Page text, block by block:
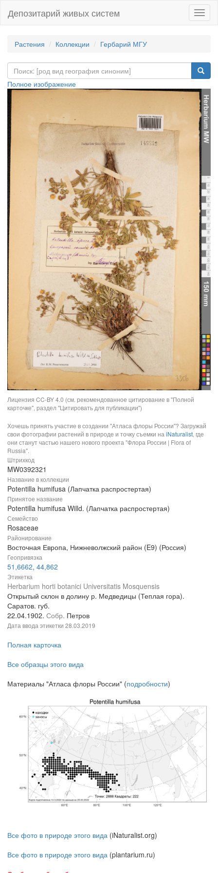
Депозитарий живых систем
Растения Коллекции Гербарий МГУ
Полное изображение
Лицензия CC-BY 4.0 (см. рекомендованное цитирование в "Полной
карточке", раздел "Цитировать для публикации")
Хочешь принять участие в создании "Атласа флоры России"? Загружай
свои фотографии растений в природе и точку съемки на iNaturalist, где
они станут частью нашего нового проекта "Флора России | Flora of
Russia".
Штрихкод
MW0392321
Название в коллекции
Potentilla humifusa (Лапчатка распростертая)
Принятое название
Potentilla humifusa Willd. (Лапчатка распростертая)
Семейство
Rosaceae
Районирование
Восточная Европа, Нижневолжский район (E9) (Россия)
Геопривязка
51,6662, 44,862
Этикетка
Herbarium horti botanici Universitatis Mosquensis
Открытый склон в долину р. Медведицы (Теплая гора).
Саратов. губ.
22.04.1902. Собр. Петров
Дата ввода этикетки 28.03.2019
Полная карточка
Все образцы этого вида
Материалы "Атласа флоры России" (подробности)
Все фото в природе этого вида (iNaturalist.org)
Все фото в природе этого вида (plantarium.ru)